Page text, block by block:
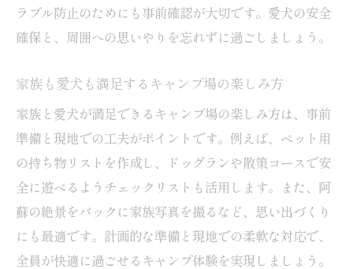
ラブル防止のためにも事前確認が大切です。愛犬の安全
確保と、周囲への思いやりを忘れずに過ごしましょう。
家族も愛犬も満足するキャンプ場の楽しみ方
家族と愛犬が満足できるキャンプ場の楽しみ方は、事前
準備と現地での工夫がポイントです。例えば、ペット用
の持ち物リストを作成し、ドッグランや散策コースで安
全に遊べるようチェックリストも活用します。また、阿
蘇の絶景をバックに家族写真を撮るなど、思い出づくり
にも最適です。計画的な準備と現地での柔軟な対応で、
全員が快適に過ごせるキャンプ体験を実現しましょう。